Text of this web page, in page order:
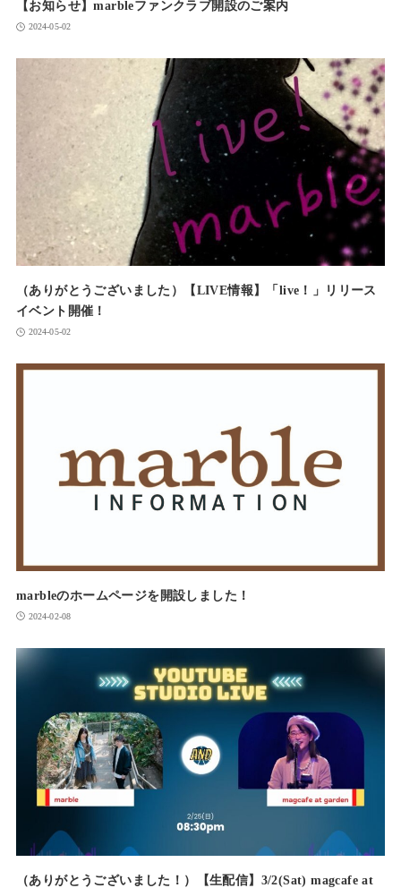
【お知らせ】marbleファンクラブ開設のご案内
2024-05-02
（ありがとうございました）【LIVE情報】「live！」リリース
イベント開催！
2024-05-02
marbleのホームページを開設しました！
2024-02-08
（ありがとうございました！）【生配信】3/2(Sat) magcafe at